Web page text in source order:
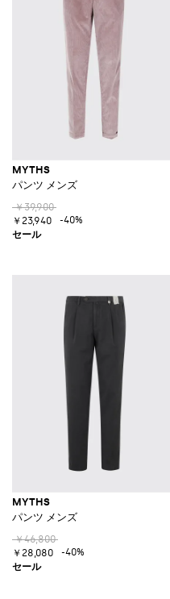
MYTHS
パンツ メンズ
￥39,900
￥23,940
-40%
MYTHS
パンツ メンズ
￥46,800
￥28,080
-40%